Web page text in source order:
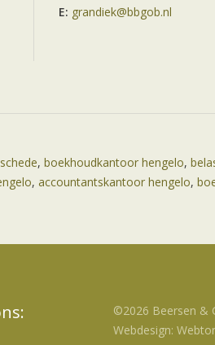
E: grandiek@bbgob.nl
, boekhoudkantoor hengelo,
, accountantskantoor hengelo,
©2026 Beersen &
Webdesign: